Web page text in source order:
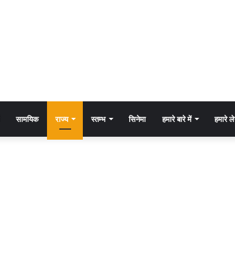
सामयिक राज्य स्तम्भ सिनेमा हमारे बारे में हमारे